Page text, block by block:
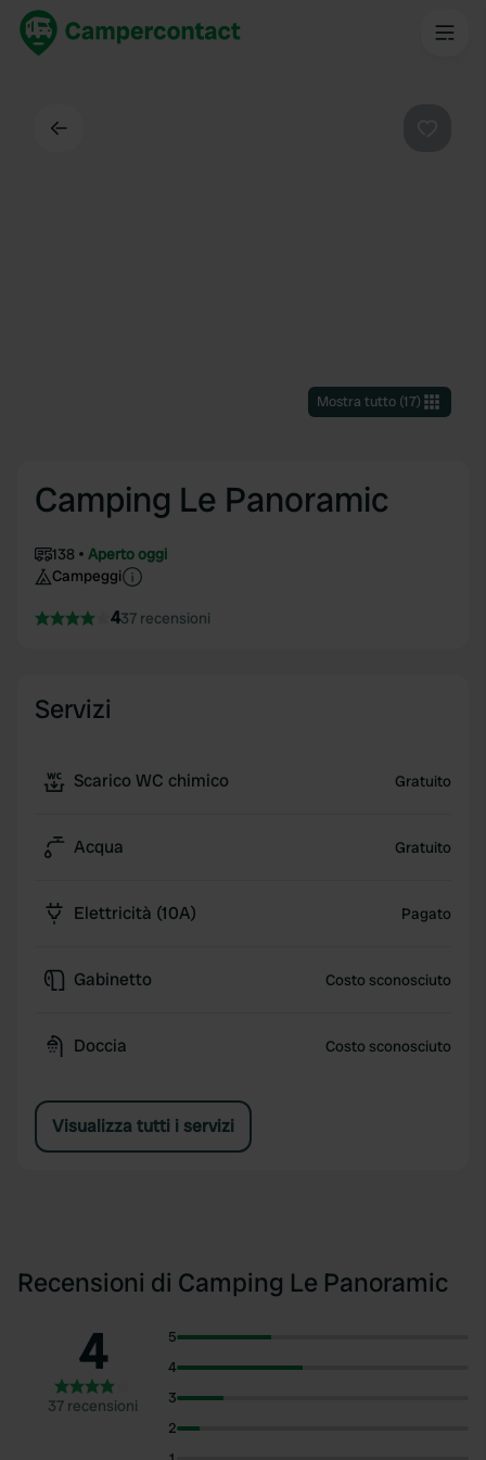
Mostra tutto(17)
Camping Le Panoramic
138
Aperto oggi
Campeggi
437 recensioni
Servizi
Scarico WC chimico Gratuito
Acqua Gratuito
Elettricità (10A) Pagato
Gabinetto Costo sconosciuto
Doccia Costo sconosciuto
Visualizza tutti i servizi
Recensioni di Camping Le Panoramic
4
37 recensioni
5
4
3
2